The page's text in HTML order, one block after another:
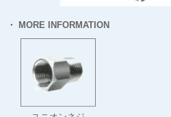
・ MORE INFORMATION